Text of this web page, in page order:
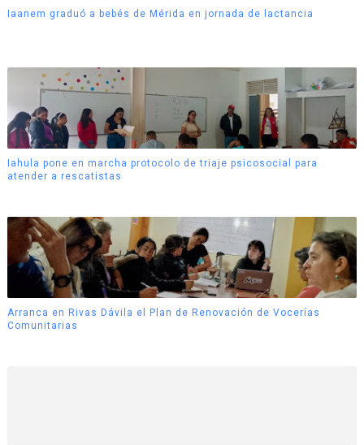
Iaanem graduó a bebés de Mérida en jornada de lactancia
Iahula pone en marcha protocolo de triaje psicosocial para
atender a rescatistas
Arranca en Rivas Dávila el Plan de Renovación de Vocerías
Comunitarias